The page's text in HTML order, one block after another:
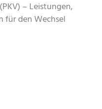
– Leistungen,
für den Wechsel